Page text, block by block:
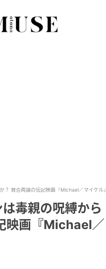
？ 賛否両論の伝記映画『Michael／マイケル』
毒親の呪縛から
映画『Michael／